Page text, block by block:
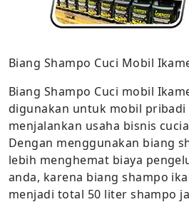
Biang Shampo Cuci Mobil
Biang Shampo Cuci mobil
digunakan untuk mobil
menjalankan usaha bisnis
Dengan menggunakan biang
lebih menghemat biaya
anda, karena biang shampo
menjadi total 50 liter shampo